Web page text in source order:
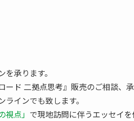
を承ります。
ド 二拠点思考』販売のご相談、承
インでも致します。
視点」 で現地訪問に伴うエッセイを